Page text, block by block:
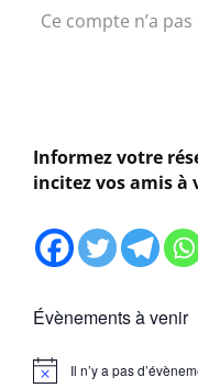
Ce compte n’a
Informez votre
incitez vos amis à
Évènements à venir
Notice Il n’y a pas